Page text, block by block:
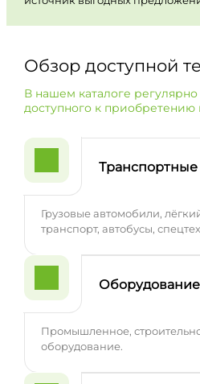
Обзор доступной
В нашем каталоге
доступного к приобретению
Транспортные
Грузовые автомобили,
транспорт, автобусы,
Оборудование
Промышленное,
оборудование.